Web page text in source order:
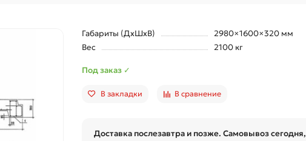
Габариты (ДхШхВ)
2980×1600×320 мм
Вес
2100 кг
Под заказ ✓
В закладки В сравнение
Доставка послезавтра и позже. Самовывоз сегодня,